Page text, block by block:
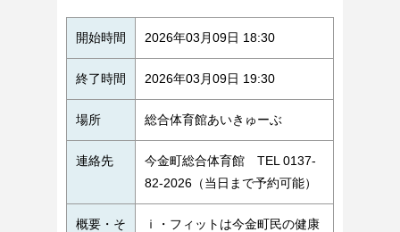
開始時間 2026年03月09日 18:30
終了時間 2026年03月09日 19:30
場所 総合体育館あいきゅーぶ
連絡先
今金町総合体育館 TEL 0137-
82-2026（当日まで予約可能）
概要・そ
ｉ・フィットは今金町民の健康